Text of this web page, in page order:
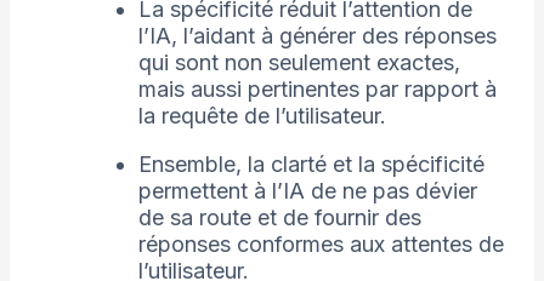
La spécificité réduit l’attention de
l’IA, l’aidant à générer des réponses
qui sont non seulement exactes,
mais aussi pertinentes par rapport à
la requête de l’utilisateur.
Ensemble, la clarté et la spécificité
permettent à l’IA de ne pas dévier
de sa route et de fournir des
réponses conformes aux attentes de
l’utilisateur.